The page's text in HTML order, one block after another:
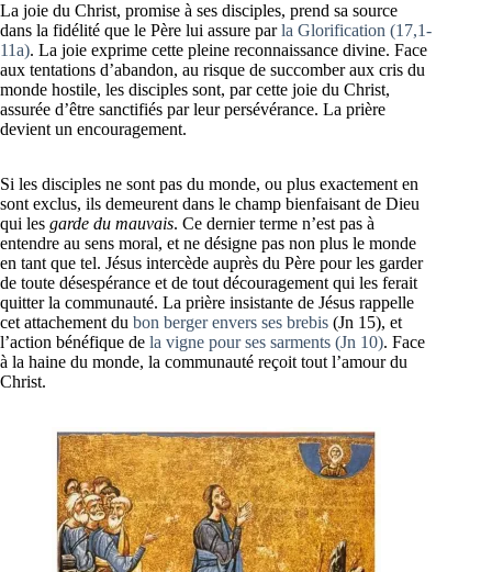
La joie du Christ, promise à ses disciples, prend sa source
dans la fidélité que le Père lui assure parla Glorification (17,1-
11a). La joie exprime cette pleine reconnaissance divine. Face
aux tentations d’abandon, au risque de succomber aux cris du
monde hostile, les disciples sont, par cette joie du Christ,
assurée d’être sanctifiés par leur persévérance. La prière
devient un encouragement.
Si les disciples ne sont pas du monde, ou plus exactement en
sont exclus, ils demeurent dans le champ bienfaisant de Dieu
qui les garde du mauvais. Ce dernier terme n’est pas à
entendre au sens moral, et ne désigne pas non plus le monde
en tant que tel. Jésus intercède auprès du Père pour les garder
de toute désespérance et de tout découragement qui les ferait
quitter la communauté. La prière insistante de Jésus rappelle
cet attachement du bon berger envers ses brebis (Jn 15), et
l’action bénéfique de la vigne pour ses sarments (Jn 10). Face
à la haine du monde, la communauté reçoit tout l’amour du
Christ.